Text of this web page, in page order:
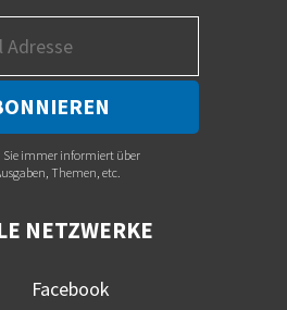
Sie immer informiert über
Themen, etc.
NETZWERKE
Facebook